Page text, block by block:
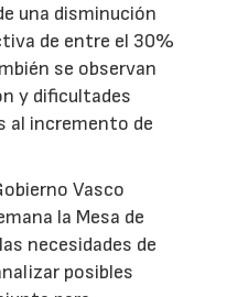
una disminución
de entre el 30%
se observan
y dificultades
al incremento de
Vasco
la Mesa de
necesidades de
posibles